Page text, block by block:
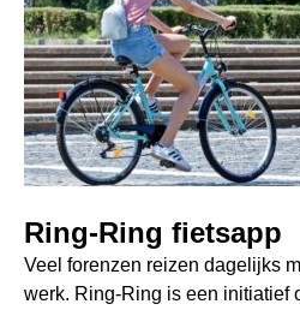
Ring-Ring fietsapp
Veel forenzen reizen dagelijks
werk. Ring-Ring is een initiatief